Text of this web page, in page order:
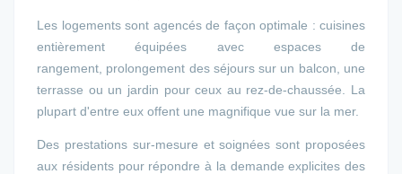
Les logements sont agencés de façon optimale : cuisines
entièrement équipées avec espaces de
rangement, prolongement des séjours sur un balcon, une
terrasse ou un jardin pour ceux au rez-de-chaussée. La
plupart d'entre eux offent une magnifique vue sur la mer.
Des prestations sur-mesure et soignées sont proposées
aux résidents pour répondre à la demande explicites des